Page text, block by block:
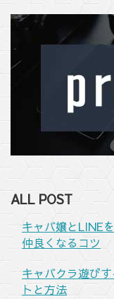
ALL POST
キャバ嬢とLINE
仲良くなるコツ
キャバクラ遊び
トと方法